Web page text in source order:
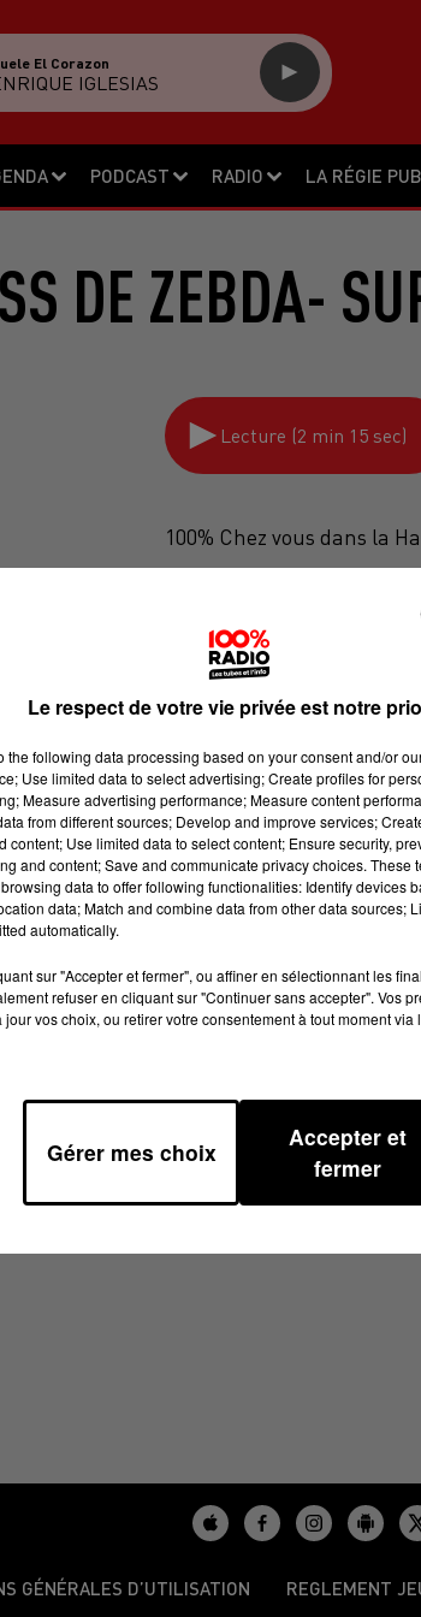
PODCAST RADIO LA RÉGIE PUB
El Corazon
IGLESIAS
DE ZEBDA-
Lecture (2 min 15 sec)
100% Chez vous dans la
GÉNÉRALES D’UTILISATION REGLEMENT
Le respect de votre vie privée est notre
the following data processing based on your consent and/or
Use limited data to select advertising; Create profiles for
Measure advertising performance; Measure content
from different sources; Develop and improve services;
content; Use limited data to select content; Ensure security,
and content; Save and communicate privacy choices. These
data to offer following functionalities: Identify devices
data; Match and combine data from other data sources;
automatically.
sur "Accepter et fermer", ou affiner en sélectionnant les
refuser en cliquant sur "Continuer sans accepter". Vos
jour vos choix, ou retirer votre consentement à tout moment
Gérer mes choix
Accepter et
fermer